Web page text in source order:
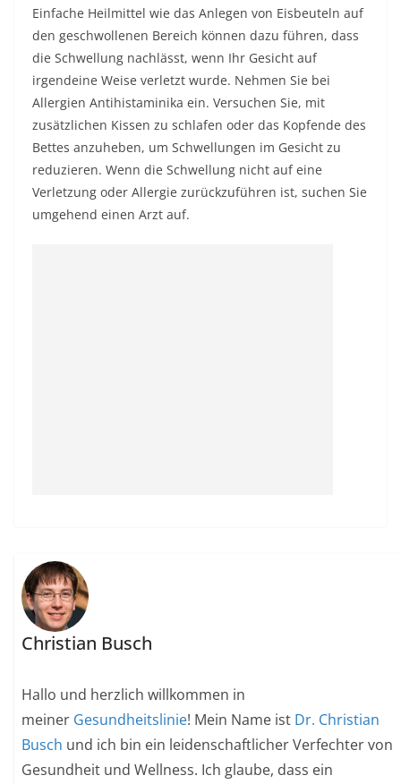
Einfache Heilmittel wie das Anlegen von Eisbeuteln auf
den geschwollenen Bereich können dazu führen, dass
die Schwellung nachlässt, wenn Ihr Gesicht auf
irgendeine Weise verletzt wurde. Nehmen Sie bei
Allergien Antihistaminika ein. Versuchen Sie, mit
zusätzlichen Kissen zu schlafen oder das Kopfende des
Bettes anzuheben, um Schwellungen im Gesicht zu
reduzieren. Wenn die Schwellung nicht auf eine
Verletzung oder Allergie zurückzuführen ist, suchen Sie
umgehend einen Arzt auf.
Christian Busch
Hallo und herzlich willkommen in
meiner Gesundheitslinie! Mein Name ist Dr. Christian
Busch und ich bin ein leidenschaftlicher Verfechter von
Gesundheit und Wellness. Ich glaube, dass ein